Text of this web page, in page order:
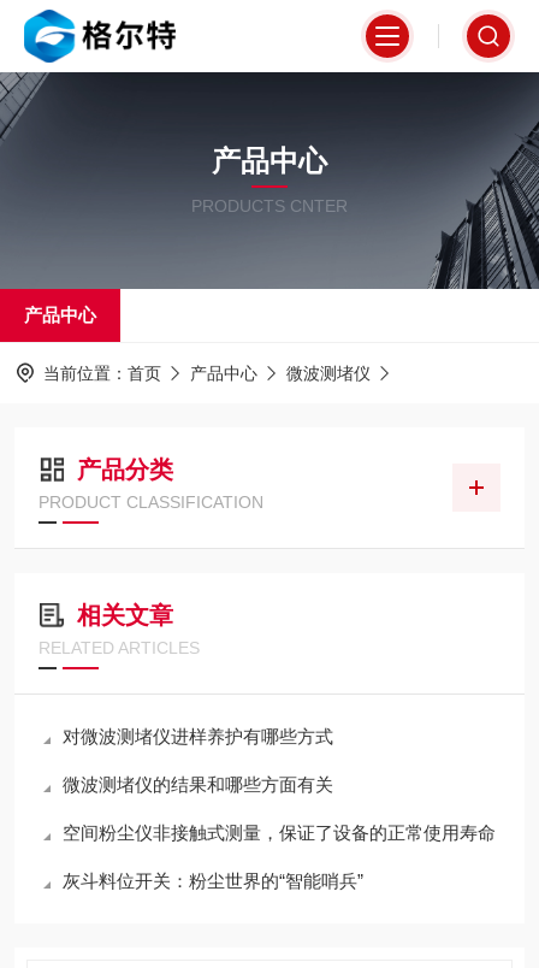
产品中心
PRODUCTS CNTER
产品中心
当前位置： 首页 产品中心 微波测堵仪
产品分类
PRODUCT CLASSIFICATION
相关文章
RELATED ARTICLES
对微波测堵仪进样养护有哪些方式
微波测堵仪的结果和哪些方面有关
空间粉尘仪非接触式测量，保证了设备的正常使用寿命
灰斗料位开关：粉尘世界的“智能哨兵”